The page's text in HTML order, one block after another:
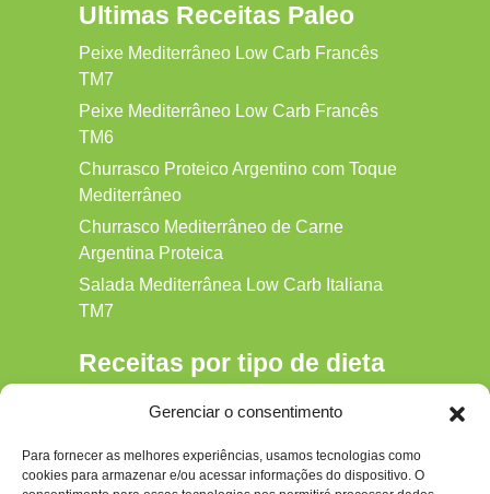
Gerenciar o consentimento
Para fornecer as melhores experiências, usamos tecnologias como
cookies para armazenar e/ou acessar informações do dispositivo. O
Ultimas Receitas Paleo
Peixe Mediterrâneo Low Carb Francês
TM7
Peixe Mediterrâneo Low Carb Francês
TM6
Churrasco Proteico Argentino com Toque
Mediterrâneo
Churrasco Mediterrâneo de Carne
Argentina Proteica
Salada Mediterrânea Low Carb Italiana
TM7
Receitas por tipo de dieta
Gluten‑free